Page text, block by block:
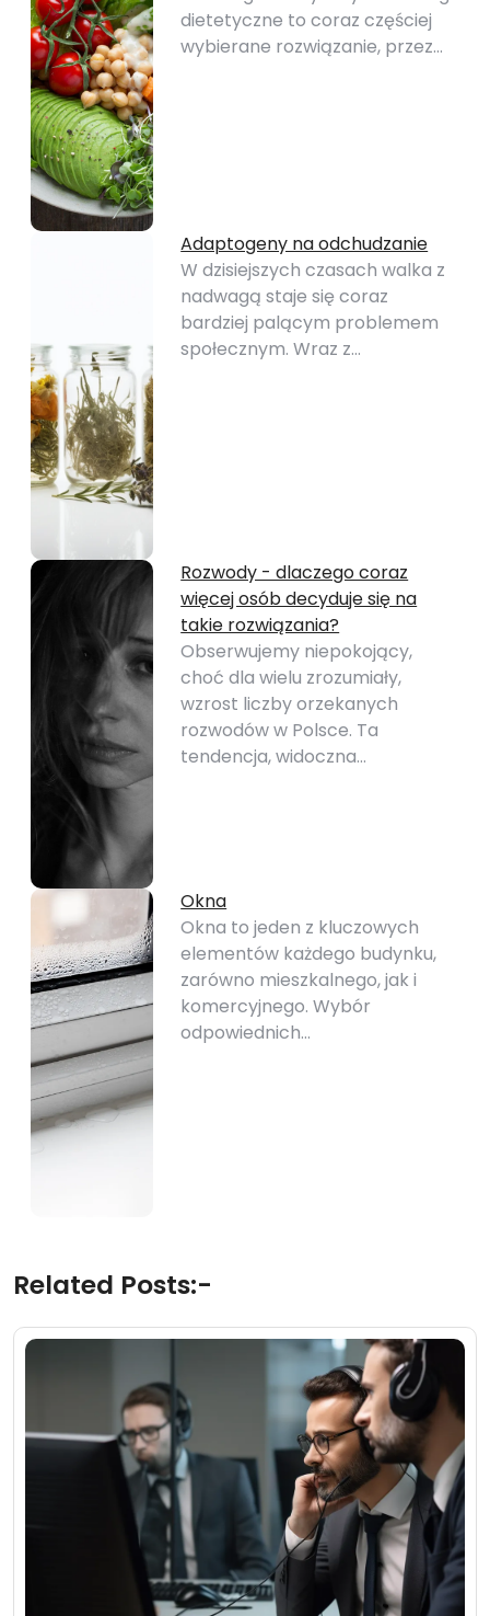
dietetyczne to coraz częściej
wybierane rozwiązanie, przez…
Adaptogeny na odchudzanie
W dzisiejszych czasach walka z
nadwagą staje się coraz
bardziej palącym problemem
społecznym. Wraz z…
Rozwody - dlaczego coraz
więcej osób decyduje się na
takie rozwiązania?
Obserwujemy niepokojący,
choć dla wielu zrozumiały,
wzrost liczby orzekanych
rozwodów w Polsce. Ta
tendencja, widoczna…
Okna
Okna to jeden z kluczowych
elementów każdego budynku,
zarówno mieszkalnego, jak i
komercyjnego. Wybór
odpowiednich…
Related Posts:-